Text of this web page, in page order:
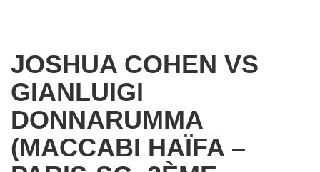
JOSHUA COHEN VS
GIANLUIGI
DONNARUMMA
(MACCABI HAÏFA –